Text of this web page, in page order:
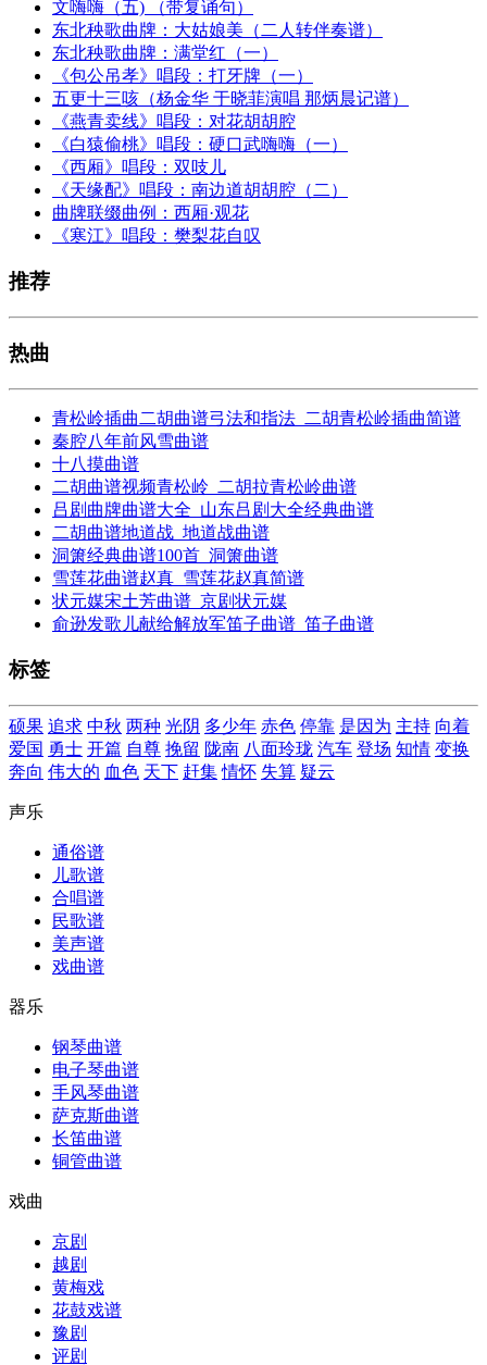
文嗨嗨（五) （带复诵句）
东北秧歌曲牌：大姑娘美（二人转伴奏谱）
东北秧歌曲牌：满堂红（一）
《包公吊孝》唱段：打牙牌（一）
五更十三咳（杨金华 于晓菲演唱 那炳晨记谱）
《燕青卖线》唱段：对花胡胡腔
《白猿偷桃》唱段：硬口武嗨嗨（一）
《西厢》唱段：双吱儿
《天缘配》唱段：南边道胡胡腔（二）
曲牌联缀曲例：西厢·观花
《寒江》唱段：樊梨花自叹
推荐
热曲
青松岭插曲二胡曲谱弓法和指法_二胡青松岭插曲简谱
秦腔八年前风雪曲谱
十八摸曲谱
二胡曲谱视频青松岭_二胡拉青松岭曲谱
吕剧曲牌曲谱大全_山东吕剧大全经典曲谱
二胡曲谱地道战_地道战曲谱
洞箫经典曲谱100首_洞箫曲谱
雪莲花曲谱赵真_雪莲花赵真简谱
状元媒宋土芳曲谱_京剧状元媒
俞逊发歌儿献给解放军笛子曲谱_笛子曲谱
标签
硕果 追求 中秋 两种 光阴 多少年 赤色 停靠 是因为 主持 向着
爱国 勇士 开篇 自尊 挽留 陇南 八面玲珑 汽车 登场 知情 变换
奔向 伟大的 血色 天下 赶集 情怀 失算 疑云
声乐
通俗谱
儿歌谱
合唱谱
民歌谱
美声谱
戏曲谱
器乐
钢琴曲谱
电子琴曲谱
手风琴曲谱
萨克斯曲谱
长笛曲谱
铜管曲谱
戏曲
京剧
越剧
黄梅戏
花鼓戏谱
豫剧
评剧